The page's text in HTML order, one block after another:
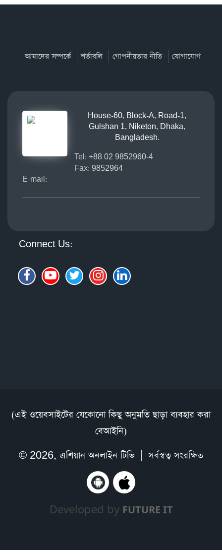
আমাদের সম্পর্কে শর্তাবলি গোপনীয়তার নীতি যোগাযোগ
House-60, Block-A, Road-1,
Gulshan 1, Niketon, Dhaka,
Bangladesh.
Tel: +88 02 9852960-4
Fax: 9852964
E-mail:
Connect Us:
(এই ওয়েবসাইটের যেকোনো কিছু অনুমতি ছাড়া ব্যবহার করা
বেআইনি)
© 2026, এশিয়ান অনলাইন টিভি| সর্বস্বত্ব সংরক্ষিত
Developed by FUTURE IT